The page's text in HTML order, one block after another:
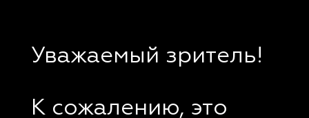
Уважаемый зритель!
К сожалению, это